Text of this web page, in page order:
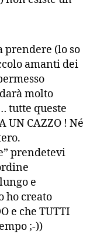
prendere (lo so
amanti dei
molto
tutte queste
UN CAZZO ! Né
prendetevi
e
ho creato
e che TUTTI
;-))